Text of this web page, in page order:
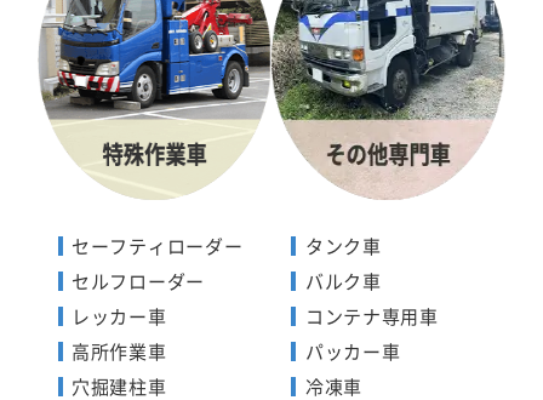
セーフティローダー
セルフローダー
レッカー車
高所作業車
穴掘建柱車
タンク車
バルク車
コンテナ専用車
パッカー車
冷凍車